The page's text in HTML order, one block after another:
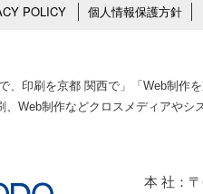
国の機関若
委託先の監督
当社は、お
供する場合
個人情報の
POLICY 個人情報保護方針
、印刷を京都 関西で」「Web制作
Web制作などクロスメディアやシ
本 社：